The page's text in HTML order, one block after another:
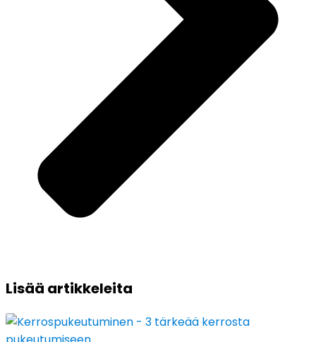
Lisää artikkeleita